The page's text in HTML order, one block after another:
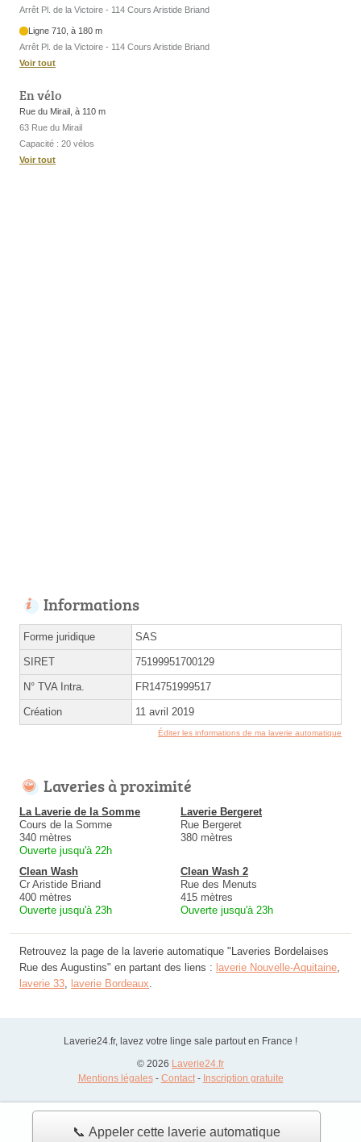
📞 Appeler cette laverie automatique
Arrêt Pl. de la Victoire - 114 Cours Aristide Briand
Ligne 710, à 180 m
Arrêt Pl. de la Victoire - 114 Cours Aristide Briand
Voir tout
En vélo
Rue du Mirail, à 110 m
63 Rue du Mirail
Capacité : 20 vélos
Voir tout
Informations
Forme juridique SAS
SIRET 75199951700129
N° TVA Intra. FR14751999517
Création 11 avril 2019
Éditer les informations de ma laverie automatique
Laveries à proximité
La Laverie de la Somme
Cours de la Somme
340 mètres
Ouverte jusqu'à 22h
Laverie Bergeret
Rue Bergeret
380 mètres
Clean Wash
Cr Aristide Briand
400 mètres
Ouverte jusqu'à 23h
Clean Wash 2
Rue des Menuts
415 mètres
Ouverte jusqu'à 23h
Retrouvez la page de la laverie automatique "Laveries Bordelaises
Rue des Augustins" en partant des liens : laverie Nouvelle-Aquitaine
laverie 33
laverie Bordeaux
Laverie24.fr, lavez votre linge sale partout en France !
© 2026 Laverie24.fr
Mentions légales- Contact- Inscription gratuite